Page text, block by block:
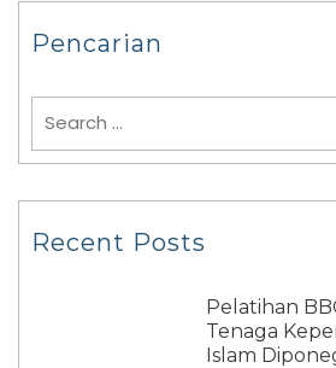
Pencarian
Recent Posts
Pelatihan
Tenaga
Islam